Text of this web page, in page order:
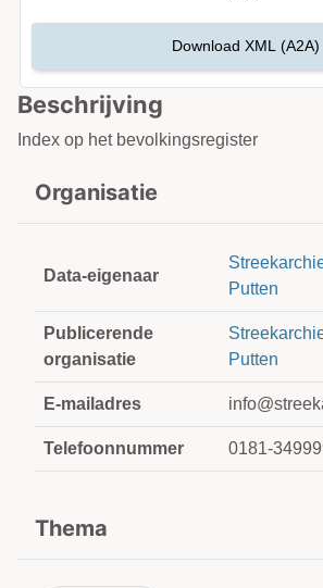
Beschrijving
Index op het bevolkingsregister
Organisatie
Data-eigenaar
Putten
Publicerende
organisatie
Putten
E-mailadres
Telefoonnummer 0181-
Thema
Download XML (A2A)